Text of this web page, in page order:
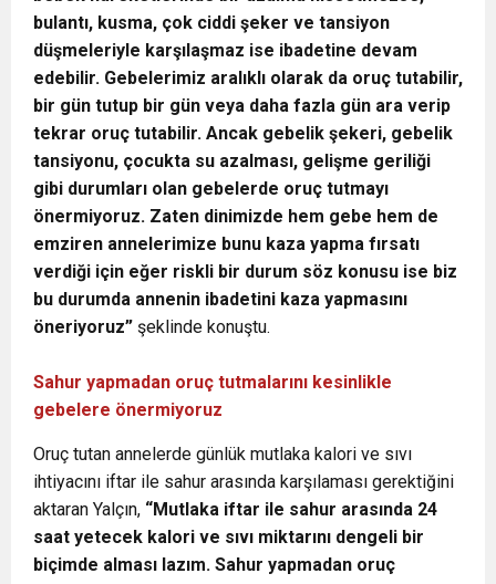
bulantı, kusma, çok ciddi şeker ve tansiyon
düşmeleriyle karşılaşmaz ise ibadetine devam
edebilir. Gebelerimiz aralıklı olarak da oruç tutabilir,
bir gün tutup bir gün veya daha fazla gün ara verip
tekrar oruç tutabilir. Ancak gebelik şekeri, gebelik
tansiyonu, çocukta su azalması, gelişme geriliği
gibi durumları olan gebelerde oruç tutmayı
önermiyoruz. Zaten dinimizde hem gebe hem de
emziren annelerimize bunu kaza yapma fırsatı
verdiği için eğer riskli bir durum söz konusu ise biz
bu durumda annenin ibadetini kaza yapmasını
öneriyoruz” şeklinde konuştu.
Sahur yapmadan oruç tutmalarını kesinlikle
gebelere önermiyoruz
Oruç tutan annelerde günlük mutlaka kalori ve sıvı
ihtiyacını iftar ile sahur arasında karşılaması gerektiğini
aktaran Yalçın, “Mutlaka iftar ile sahur arasında 24
saat yetecek kalori ve sıvı miktarını dengeli bir
biçimde alması lazım. Sahur yapmadan oruç